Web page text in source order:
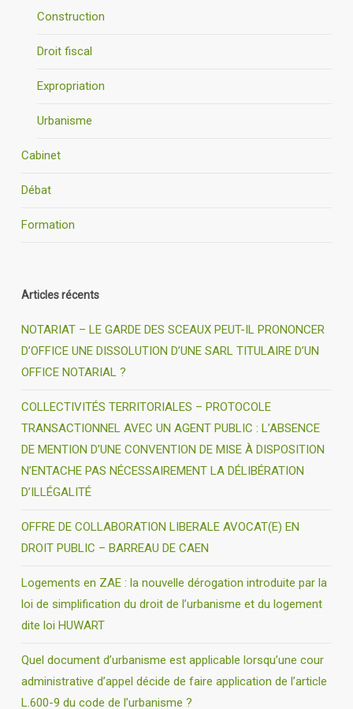
Construction
Droit fiscal
Expropriation
Urbanisme
Cabinet
Débat
Formation
Articles récents
NOTARIAT – LE GARDE DES SCEAUX PEUT-IL PRONONCER
D’OFFICE UNE DISSOLUTION D’UNE SARL TITULAIRE D’UN
OFFICE NOTARIAL ?
COLLECTIVITÉS TERRITORIALES – PROTOCOLE
TRANSACTIONNEL AVEC UN AGENT PUBLIC : L’ABSENCE
DE MENTION D’UNE CONVENTION DE MISE À DISPOSITION
N’ENTACHE PAS NÉCESSAIREMENT LA DÉLIBÉRATION
D’ILLÉGALITÉ
OFFRE DE COLLABORATION LIBERALE AVOCAT(E) EN
DROIT PUBLIC – BARREAU DE CAEN
Logements en ZAE : la nouvelle dérogation introduite par la
loi de simplification du droit de l’urbanisme et du logement
dite loi HUWART
Quel document d’urbanisme est applicable lorsqu’une cour
administrative d’appel décide de faire application de l’article
L.600-9 du code de l’urbanisme ?